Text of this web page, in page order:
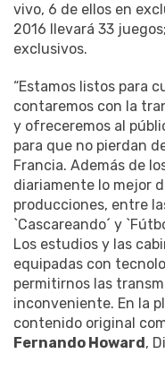
vivo, 6 de ellos en
2016 llevará 33
exclusivos.
“Estamos listos para
contaremos con la
y ofreceremos al
para que no pierdan
Francia. Además de
diariamente lo mejor
producciones, entre
`Cascareando´ y
Los estudios y las
equipadas con
permitirnos las
inconveniente. En la
contenido original
Fernando Howard,